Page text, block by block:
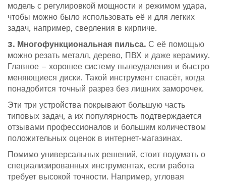
модель с регулировкой мощности и режимом удара,
чтобы можно было использовать её и для легких
задач, например, сверления в кирпиче.
3. Многофункциональная пильса. С её помощью
можно резать металл, дерево, ПВХ и даже керамику.
Главное – хорошее систему пылеудаления и быстро
меняющиеся диски. Такой инструмент спасёт, когда
понадобится точный разрез без лишних заморочек.
Эти три устройства покрывают большую часть
типовых задач, а их популярность подтверждается
отзывами профессионалов и большим количеством
положительных оценок в интернет‑магазинах.
Помимо универсальных решений, стоит подумать о
специализированных инструментах, если работа
требует высокой точности. Например, угловая